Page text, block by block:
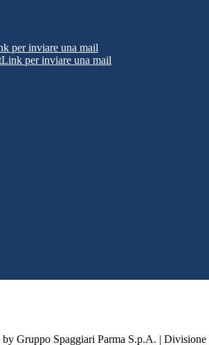
per inviare una mail
Link per inviare una mail
Gruppo Spaggiari Parma S.p.A. |